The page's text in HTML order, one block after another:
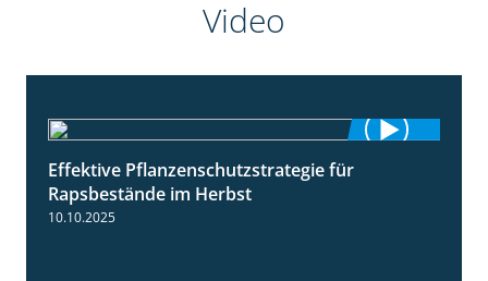
Video
Effektive Pflanzenschutzstrategie für
Rapsbestände im Herbst
10.10.2025